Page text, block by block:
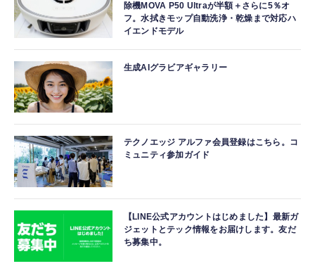
除機MOVA P50 Ultraが半額＋さらに5％オ
フ。水拭きモップ自動洗浄・乾燥まで対応ハ
イエンドモデル
生成AIグラビアギャラリー
テクノエッジ アルファ会員登録はこちら。コ
ミュニティ参加ガイド
【LINE公式アカウントはじめました】最新ガ
ジェットとテック情報をお届けします。友だ
ち募集中。